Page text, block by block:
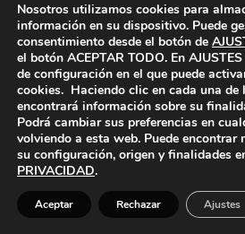
Nosotros utilizamos cookies para
información en su dispositivo. Puede
consentimiento desde el botón de
el botón ACEPTAR TODO. En
de configuración en el que puede
cookies. Haciendo clic en cada una de
encontrará información sobre su
Podrá cambiar sus preferencias en
volviendo a esta web. Puede encontrar
su configuración, origen y finalidades
PRIVACIDAD.
Aceptar Rechazar Ajustes